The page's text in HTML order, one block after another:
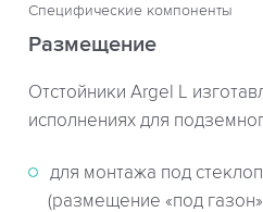
Специфические компоненты
Размещение
Отстойники Argel L
исполнениях для
для монтажа под
(размещение «под